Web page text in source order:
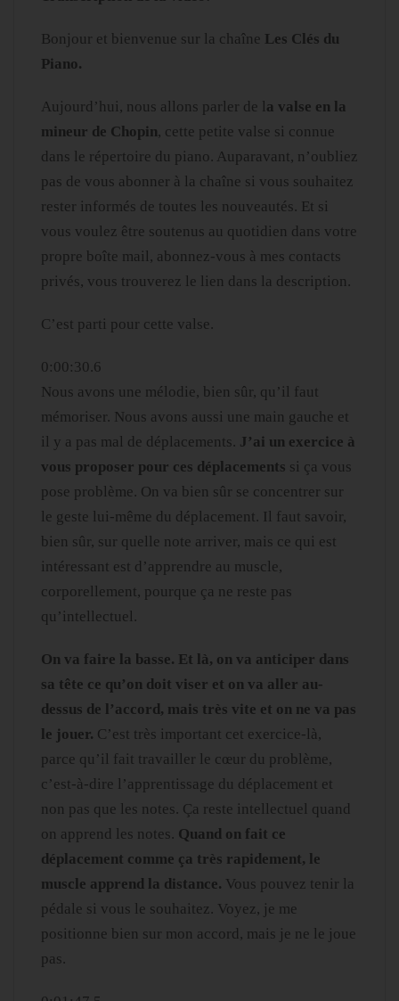
Bonjour et bienvenue sur la chaîne Les Clés du
Piano.
Aujourd’hui, nous allons parler de la valse en la
mineur de Chopin, cette petite valse si connue
dans le répertoire du piano. Auparavant, n’oubliez
pas de vous abonner à la chaîne si vous souhaitez
rester informés de toutes les nouveautés. Et si
vous voulez être soutenus au quotidien dans votre
propre boîte mail, abonnez-vous à mes contacts
privés, vous trouverez le lien dans la description.
C’est parti pour cette valse.
0:00:30.6
Nous avons une mélodie, bien sûr, qu’il faut
mémoriser. Nous avons aussi une main gauche et
il y a pas mal de déplacements. J’ai un exercice à
vous proposer pour ces déplacements si ça vous
pose problème. On va bien sûr se concentrer sur
le geste lui-même du déplacement. Il faut savoir,
bien sûr, sur quelle note arriver, mais ce qui est
intéressant est d’apprendre au muscle,
corporellement, pourque ça ne reste pas
qu’intellectuel.
On va faire la basse. Et là, on va anticiper dans
sa tête ce qu’on doit viser et on va aller au-
dessus de l’accord, mais très vite et on ne va pas
le jouer. C’est très important cet exercice-là,
parce qu’il fait travailler le cœur du problème,
c’est-à-dire l’apprentissage du déplacement et
non pas que les notes. Ça reste intellectuel quand
on apprend les notes. Quand on fait ce
déplacement comme ça très rapidement, le
muscle apprend la distance. Vous pouvez tenir la
pédale si vous le souhaitez. Voyez, je me
positionne bien sur mon accord, mais je ne le joue
pas.